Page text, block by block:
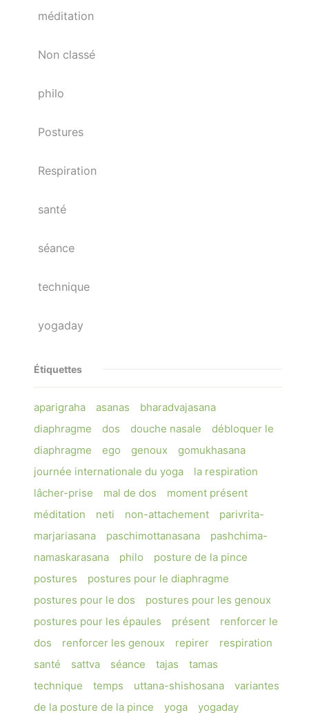
méditation
Non classé
philo
Postures
Respiration
santé
séance
technique
yogaday
Étiquettes
aparigraha asanas
bharadvajasana
diaphragme
dos douche nasale
débloquer le
diaphragme
ego genoux
gomukhasana
journée internationale du yoga
la respiration
lâcher-prise
mal de dos
moment présent
méditation
neti non-attachement
parivrita-
marjariasana
paschimottanasana
pashchima-
namaskarasana
philo
posture de la pince
postures
postures pour le diaphragme
postures pour le dos
postures pour les genoux
postures pour les épaules
présent
renforcer le
dos
renforcer les genoux repirer
respiration
santé
sattva séance tajas
tamas
technique
temps uttana-shishosana
variantes
de la posture de la pince
yoga
yogaday